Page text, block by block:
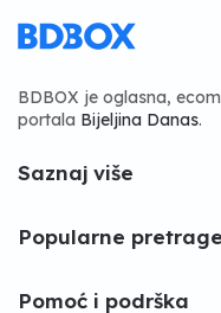
BDBOX je oglasna,
portala Bijeljina Danas.
Saznaj više
Popularne pretrage
Pomoć i podrška